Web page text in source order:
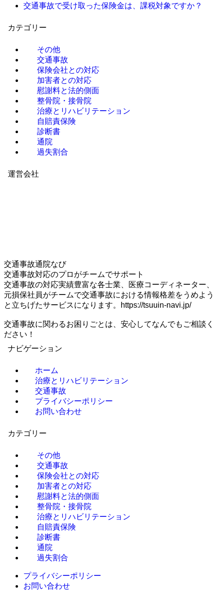
交通事故で受け取った保険金は、課税対象ですか？
カテゴリー
その他
交通事故
保険会社との対応
加害者との対応
慰謝料と法的側面
整骨院・接骨院
治療とリハビリテーション
自賠責保険
診断書
通院
過失割合
運営会社
交通事故通院なび
交通事故対応のプロがチームでサポート
交通事故の対応実績豊富な各士業、医療コーディネーター、
元損保社員がチームで交通事故における情報格差をうめよう
と立ちげたサービスになります。https://tsuuin-navi.jp/
交通事故に関わるお困りごとは、安心してなんでもご相談く
ださい！
ナビゲーション
ホーム
治療とリハビリテーション
交通事故
プライバシーポリシー
お問い合わせ
カテゴリー
その他
交通事故
保険会社との対応
加害者との対応
慰謝料と法的側面
整骨院・接骨院
治療とリハビリテーション
自賠責保険
診断書
通院
過失割合
プライバシーポリシー
お問い合わせ